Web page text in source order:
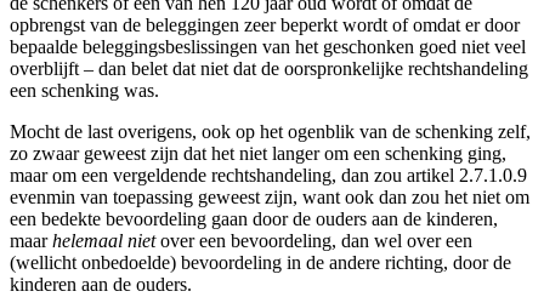
opbrengst van de beleggingen zeer beperkt wordt of omdat er door
bepaalde beleggingsbeslissingen van het geschonken goed niet veel
overblijft – dan belet dat niet dat de oorspronkelijke rechtshandeling
een schenking was.
Mocht de last overigens, ook op het ogenblik van de schenking zelf,
zo zwaar geweest zijn dat het niet langer om een schenking ging,
maar om een vergeldende rechtshandeling, dan zou artikel 2.7.1.0.9
evenmin van toepassing geweest zijn, want ook dan zou het niet om
een bedekte bevoordeling gaan door de ouders aan de kinderen,
maarhelemaal nietover een bevoordeling, dan wel over een
(wellicht onbedoelde) bevoordeling in de andere richting, door de
kinderen aan de ouders.